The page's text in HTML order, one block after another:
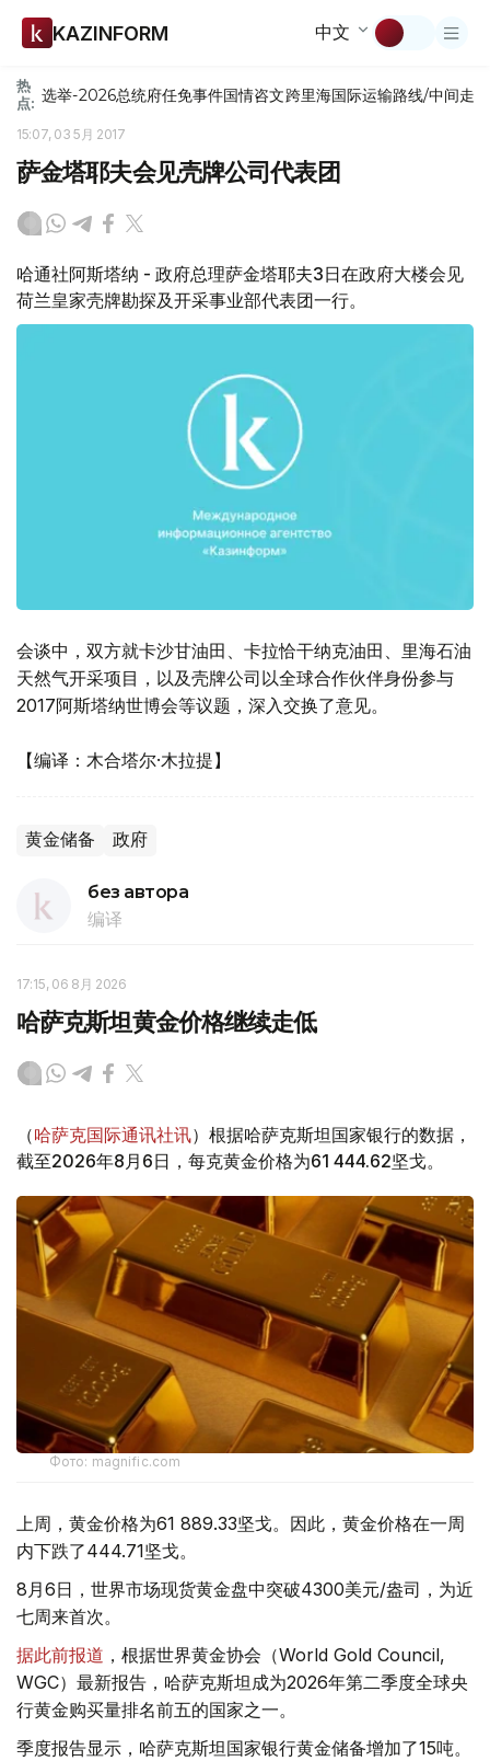
KAZINFORM 中文
热
点: 选举-2026总统府任免事件国情咨文跨里海国际运输路线/中间走廊
15:07, 03 5月 2017
萨金塔耶夫会见壳牌公司代表团
哈通社阿斯塔纳 - 政府总理萨金塔耶夫3日在政府大楼会见
荷兰皇家壳牌勘探及开采事业部代表团一行。
会谈中，双方就卡沙甘油田、卡拉恰干纳克油田、里海石油
天然气开采项目，以及壳牌公司以全球合作伙伴身份参与
2017阿斯塔纳世博会等议题，深入交换了意见。
【编译：木合塔尔·木拉提】
黄金储备 政府
без автора
编译
17:15, 06 8月 2026
哈萨克斯坦黄金价格继续走低
（哈萨克国际通讯社讯）根据哈萨克斯坦国家银行的数据，
截至2026年8月6日，每克黄金价格为61 444.62坚戈。
Фото: magnific.com
上周，黄金价格为61 889.33坚戈。因此，黄金价格在一周
内下跌了444.71坚戈。
8月6日，世界市场现货黄金盘中突破4300美元/盎司，为近
七周来首次。
据此前报道 ，根据世界黄金协会（World Gold Council,
WGC）最新报告，哈萨克斯坦成为2026年第二季度全球央
行黄金购买量排名前五的国家之一。
季度报告显示，哈萨克斯坦国家银行黄金储备增加了15吨。